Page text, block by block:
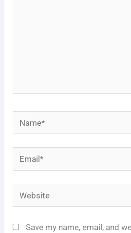
Name*
Email*
Website
Save my name, email, and